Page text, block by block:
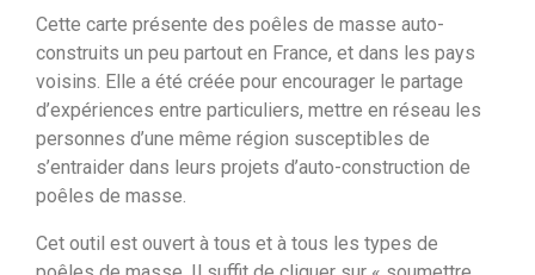
Cette carte présente des poêles de masse auto-
construits un peu partout en France, et dans les pays
voisins. Elle a été créée pour encourager le partage
d’expériences entre particuliers, mettre en réseau les
personnes d’une même région susceptibles de
s’entraider dans leurs projets d’auto-construction de
poêles de masse.
Cet outil est ouvert à tous et à tous les types de